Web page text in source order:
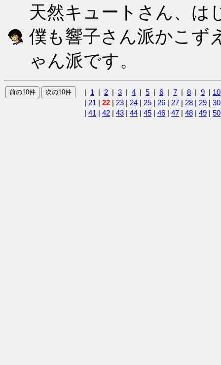
天然キュートさん、は
僕も響子さん派かこず
ゃん派です。
| 1 | 2 | 3 | 4 | 5 | 6 | 7 | 8 | 9 | 10
| 21 | 22 | 23 | 24 | 25 | 26 | 27 | 28 | 29 | 30
| 41 | 42 | 43 | 44 | 45 | 46 | 47 | 48 | 49 | 50